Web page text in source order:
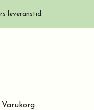
leveranstid.
Varukorg